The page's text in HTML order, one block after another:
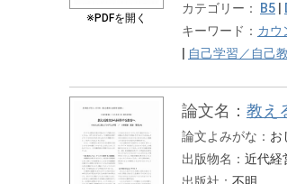
※PDFを開く
カテゴリー：
B5
キーワード： カウ
自己学習／自己
論文名： 教え
論文よみがな： お
出版物名： 近代経